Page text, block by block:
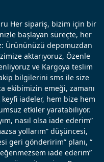
Her sipariş, bizim için bir
başlayan süreçte, her
Ürününüzü depomuzdan
aktarıyoruz, Özenle
ve Kargoya teslim
bilgilerini sms ile size
ekibimizin emeği, zamanı
iadeler, hem bize hem
etkiler yaratabiliyor.
nasıl olsa iade ederim”
yollarım” düşüncesi,
geri gönderirim” planı, “
iade ederim”